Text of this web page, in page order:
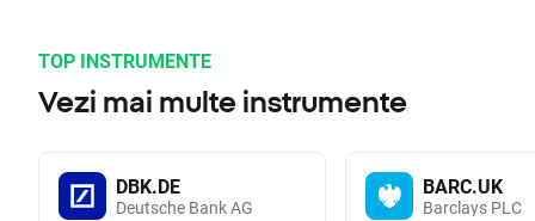
TOP INSTRUMENTE
Vezi mai multe instrumente
DBK.DE
Deutsche Bank AG
BARC.UK
Barclays PLC